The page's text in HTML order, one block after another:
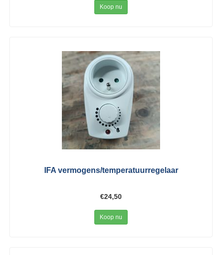
Koop nu
IFA vermogens/temperatuurregelaar
€24,50
Koop nu